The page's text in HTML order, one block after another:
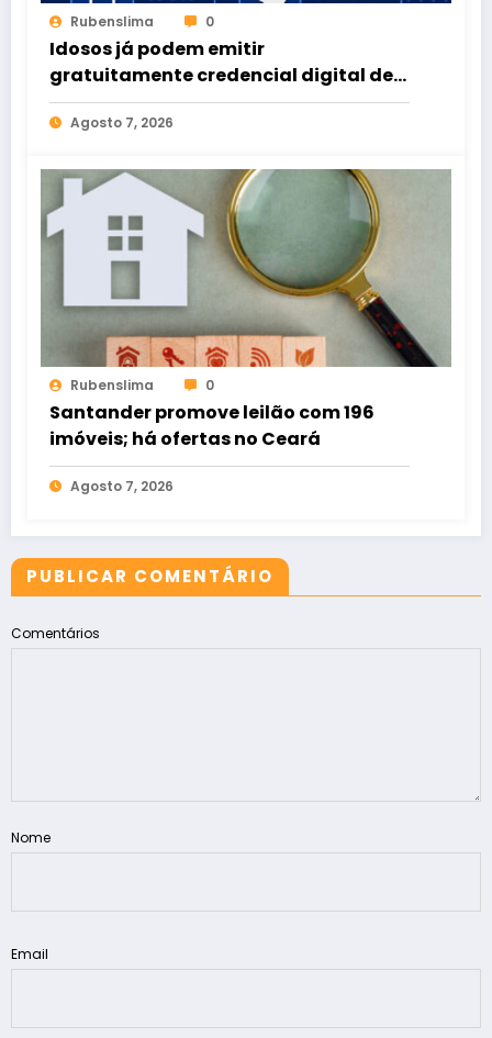
Rubenslima 0
Idosos já podem emitir
gratuitamente credencial digital de
estacionamento
Agosto 7, 2026
Rubenslima 0
Santander promove leilão com 196
imóveis; há ofertas no Ceará
Agosto 7, 2026
PUBLICAR COMENTÁRIO
Comentários
Nome
Email